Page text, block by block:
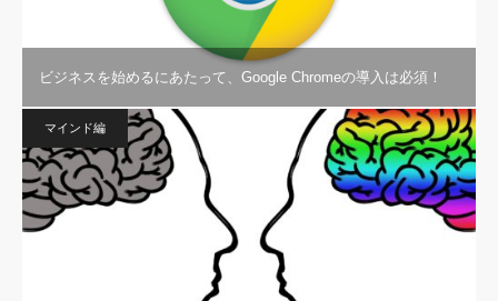
ビジネスを始めるにあたって、Google Chromeの導入は必須！
マインド編